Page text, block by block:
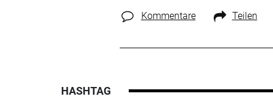
Kommentare Teilen
HASHTAG